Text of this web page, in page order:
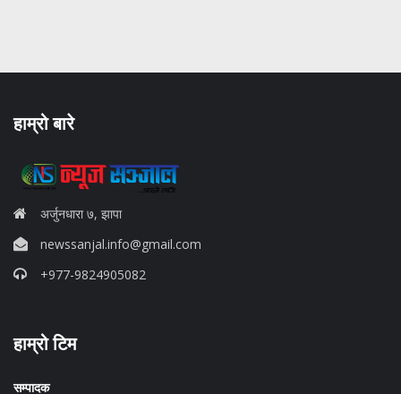
हाम्रो बारे
अर्जुनधारा ७, झापा
newssanjal.info@gmail.com
+977-9824905082
b88 slot
daftar slot88
हाम्रो टिम
सम्पादक